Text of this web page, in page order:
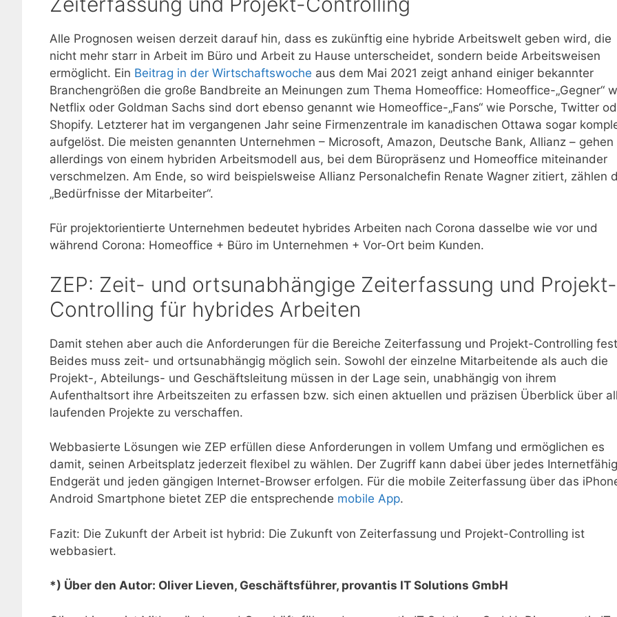
Alle Prognosen weisen derzeit darauf hin, dass es zukünftig eine hybride Arbeitswelt geben wird, die
nicht mehr starr in Arbeit im Büro und Arbeit zu Hause unterscheidet, sondern beide Arbeitsweisen
ermöglicht. Ein Beitrag in der Wirtschaftswoche aus dem Mai 2021 zeigt anhand einiger bekannter
Branchengrößen die große Bandbreite an Meinungen zum Thema Homeoffice: Homeoffice-„Gegner“
Netflix oder Goldman Sachs sind dort ebenso genannt wie Homeoffice-„Fans“ wie Porsche, Twitter
Shopify. Letzterer hat im vergangenen Jahr seine Firmenzentrale im kanadischen Ottawa sogar
aufgelöst. Die meisten genannten Unternehmen – Microsoft, Amazon, Deutsche Bank, Allianz – gehen
allerdings von einem hybriden Arbeitsmodell aus, bei dem Büropräsenz und Homeoffice miteinander
verschmelzen. Am Ende, so wird beispielsweise Allianz Personalchefin Renate Wagner zitiert, zählen
„Bedürfnisse der Mitarbeiter“.
Für projektorientierte Unternehmen bedeutet hybrides Arbeiten nach Corona dasselbe wie vor und
während Corona: Homeoffice + Büro im Unternehmen + Vor-Ort beim Kunden.
ZEP: Zeit- und ortsunabhängige Zeiterfassung und Projekt-
Controlling für hybrides Arbeiten
Damit stehen aber auch die Anforderungen für die Bereiche Zeiterfassung und Projekt-Controlling
Beides muss zeit- und ortsunabhängig möglich sein. Sowohl der einzelne Mitarbeitende als auch die
Projekt-, Abteilungs- und Geschäftsleitung müssen in der Lage sein, unabhängig von ihrem
Aufenthaltsort ihre Arbeitszeiten zu erfassen bzw. sich einen aktuellen und präzisen Überblick über
laufenden Projekte zu verschaffen.
Webbasierte Lösungen wie ZEP erfüllen diese Anforderungen in vollem Umfang und ermöglichen es
damit, seinen Arbeitsplatz jederzeit flexibel zu wählen. Der Zugriff kann dabei über jedes
Endgerät und jeden gängigen Internet-Browser erfolgen. Für die mobile Zeiterfassung über das
Android Smartphone bietet ZEP die entsprechende mobile App.
Fazit: Die Zukunft der Arbeit ist hybrid: Die Zukunft von Zeiterfassung und Projekt-Controlling ist
webbasiert.
*) Über den Autor: Oliver Lieven, Geschäftsführer, provantis IT Solutions GmbH